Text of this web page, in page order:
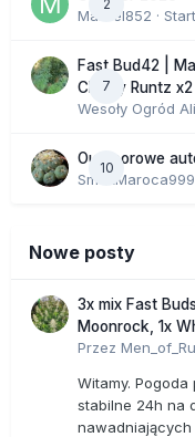
2
Marcel852 ·
7
Fast Bud42 |
Cherry Runtz
Wesoły Ogród
10
Outdoorowe
SmakMaroca999
Nowe posty
3x mix Fast
Moonrock, 1x
Przez
Witamy.
stabilne 24h na